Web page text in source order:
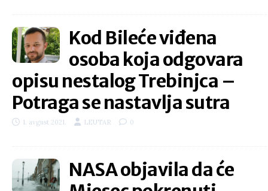
Kod Bileće viđena
osoba koja odgovara
opisu nestalog Trebinjca –
Potraga se nastavlja sutra
1. avgust 2021. LEUTAR 0
NASA objavila da će